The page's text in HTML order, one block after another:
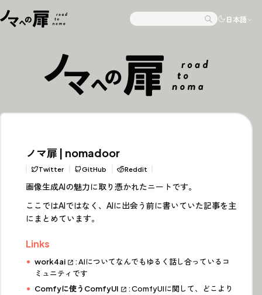
Search
日本語
ノマ扉 | nomadoor
Twitter GitHub Reddit
画像生成AIの魅力に取り憑かれたニートです。
ここではAIではなく、AIに出会う前に書いていた記事を主
にまとめています。
Links
work4ai
: AIについてなんでもゆるく話し合っているコ
ミュニティです
Comfyに使うComfyUI
: ComfyUIに関して、どこより